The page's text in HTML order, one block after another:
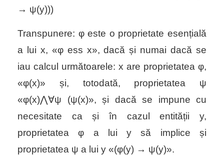
→ ψ(y)))
Transpunere: φeste o proprietate esențială
a lui x, «φ ess x»,dacă și numai dacă se
iau calcul următoarele: x are proprietatea φ,
«φ(x)» și, totodată, proprietatea ψ
«φ(x)⋀∀ψ (ψ(x)», și dacă se impune cu
necesitate ca și în cazul entității y,
proprietateaφ a lui y să implice și
proprietatea ψ a lui y «(φ(y) → ψ(y)».